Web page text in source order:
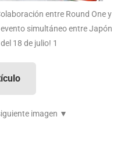
entre Round One y
evento simultáneo entre Japón
18 de julio! 1
imagen ▼